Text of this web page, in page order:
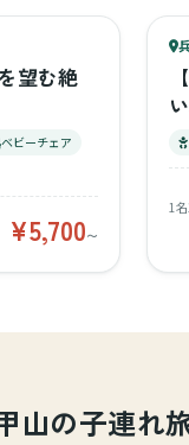
望む絶
ベビーチェア
¥5,700〜
1
山の子連れ